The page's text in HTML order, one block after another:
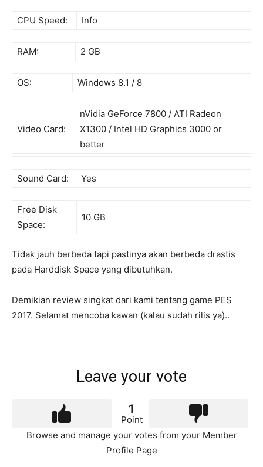
CPU Speed: Info
RAM: 2 GB
OS: Windows 8.1 / 8
Video Card:
nVidia GeForce 7800 / ATI Radeon
X1300 / Intel HD Graphics 3000 or
better
Sound Card: Yes
Free Disk
Space:
10 GB
Tidak jauh berbeda tapi pastinya akan berbeda drastis
pada Harddisk Space yang dibutuhkan.
Demikian review singkat dari kami tentang game PES
2017. Selamat mencoba kawan (kalau sudah rilis ya)..
Leave your vote
1
Point
Browse and manage your votes from your Member
Profile Page